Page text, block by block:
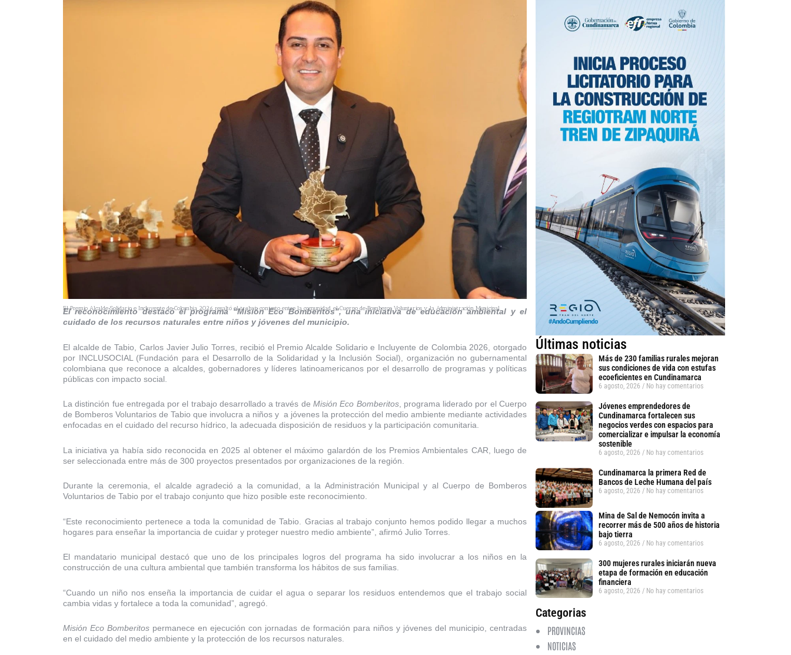
El Premio Alcalde Solidario e Incluyente de Colombia 2026 resaltó el trabajo conjunto entre la comunidad, el Cuerpo de Bomberos Voluntarios y la Administración Municipal.
El reconocimiento destacó el programa “Misión Eco Bomberitos”, una iniciativa de educación ambiental y el
cuidado de los recursos naturales entre niños y jóvenes del municipio.
El alcalde de Tabio, Carlos Javier Julio Torres, recibió el Premio Alcalde Solidario e Incluyente de Colombia 2026, otorgado
por INCLUSOCIAL (Fundación para el Desarrollo de la Solidaridad y la Inclusión Social), organización no gubernamental
colombiana que reconoce a alcaldes, gobernadores y líderes latinoamericanos por el desarrollo de programas y políticas
públicas con impacto social.
La distinción fue entregada por el trabajo desarrollado a través deMisión Eco Bomberitos, programa liderado por el Cuerpo
de Bomberos Voluntarios de Tabio que involucra a niños y a jóvenes la protección del medio ambiente mediante actividades
enfocadas en el cuidado del recurso hídrico, la adecuada disposición de residuos y la participación comunitaria.
La iniciativa ya había sido reconocida en 2025 al obtener el máximo galardón de los Premios Ambientales CAR, luego de
ser seleccionada entre más de 300 proyectos presentados por organizaciones de la región.
Durante la ceremonia, el alcalde agradeció a la comunidad, a la Administración Municipal y al Cuerpo de Bomberos
Voluntarios de Tabio por el trabajo conjunto que hizo posible este reconocimiento.
“Este reconocimiento pertenece a toda la comunidad de Tabio. Gracias al trabajo conjunto hemos podido llegar a muchos
hogares para enseñar la importancia de cuidar y proteger nuestro medio ambiente”, afirmó Julio Torres.
El mandatario municipal destacó que uno de los principales logros del programa ha sido involucrar a los niños en la
construcción de una cultura ambiental que también transforma los hábitos de sus familias.
“Cuando un niño nos enseña la importancia de cuidar el agua o separar los residuos entendemos que el trabajo social
cambia vidas y fortalece a toda la comunidad”, agregó.
Misión Eco Bomberitos permanece en ejecución con jornadas de formación para niños y jóvenes del municipio, centradas
en el cuidado del medio ambiente y la protección de los recursos naturales.
Últimas noticias
Más de 230 familias rurales mejoran
sus condiciones de vida con estufas
ecoeficientes en Cundinamarca
6 agosto, 2026 No hay comentarios
Jóvenes emprendedores de
Cundinamarca fortalecen sus
negocios verdes con espacios para
comercializar e impulsar la economía
sostenible
6 agosto, 2026 No hay comentarios
Cundinamarca la primera Red de
Bancos de Leche Humana del país
6 agosto, 2026 No hay comentarios
Mina de Sal de Nemocón invita a
recorrer más de 500 años de historia
bajo tierra
6 agosto, 2026 No hay comentarios
300 mujeres rurales iniciarán nueva
etapa de formación en educación
financiera
6 agosto, 2026 No hay comentarios
Categorias
PROVINCIAS
NOTICIAS